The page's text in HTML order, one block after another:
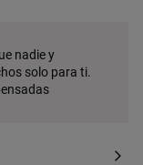
nadie y
solo para ti.